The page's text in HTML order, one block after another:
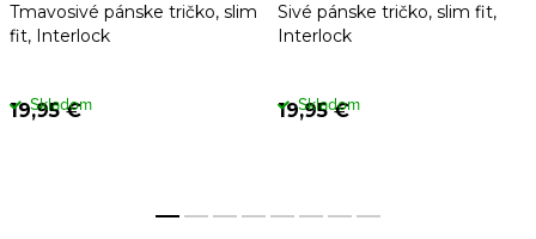
Tmavosivé pánske tričko, slim
fit, Interlock
19,95 €
Skladom
Sivé pánske tričko, slim fit,
Interlock
19,95 €
Skladom